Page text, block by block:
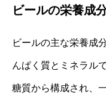
ビールの栄養成
ビールの主な栄養成
んぱく質とミネラル
糖質から構成され、